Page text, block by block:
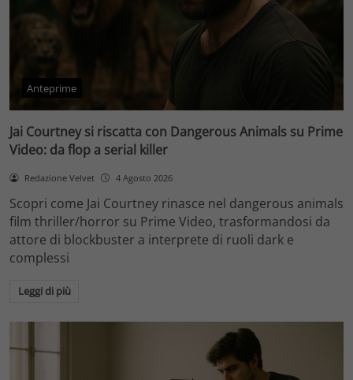
Anteprime
Jai Courtney si riscatta con Dangerous Animals su Prime
Video: da flop a serial killer
Redazione Velvet 4 Agosto 2026
Scopri come Jai Courtney rinasce nel dangerous animals
film thriller/horror su Prime Video, trasformandosi da
attore di blockbuster a interprete di ruoli dark e
complessi
Leggi di più